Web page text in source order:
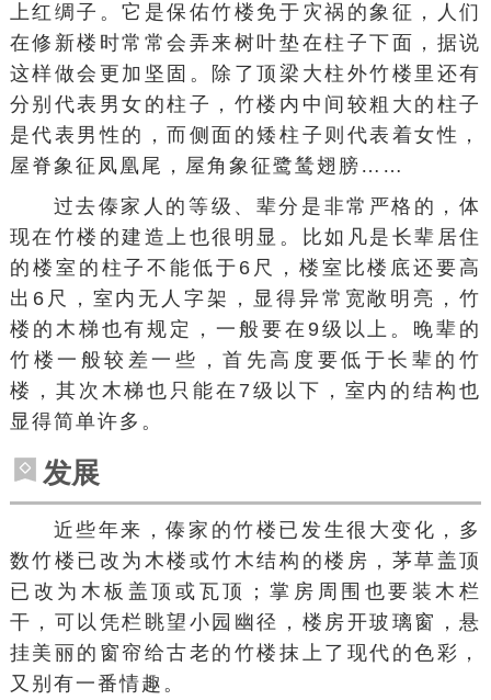
上红绸子。它是保佑竹楼免于灾祸的象征，人们
在修新楼时常常会弄来树叶垫在柱子下面，据说
这样做会更加坚固。除了顶梁大柱外竹楼里还有
分别代表男女的柱子，竹楼内中间较粗大的柱子
是代表男性的，而侧面的矮柱子则代表着女性，
屋脊象征凤凰尾，屋角象征鹭鸶翅膀……
过去傣家人的等级、辈分是非常严格的，体
现在竹楼的建造上也很明显。比如凡是长辈居住
的楼室的柱子不能低于6尺，楼室比楼底还要高
出6尺，室内无人字架，显得异常宽敞明亮，竹
楼的木梯也有规定，一般要在9级以上。晚辈的
竹楼一般较差一些，首先高度要低于长辈的竹
楼，其次木梯也只能在7级以下，室内的结构也
显得简单许多。
发展
近些年来，傣家的竹楼已发生很大变化，多
数竹楼已改为木楼或竹木结构的楼房，茅草盖顶
已改为木板盖顶或瓦顶；掌房周围也要装木栏
干，可以凭栏眺望小园幽径，楼房开玻璃窗，悬
挂美丽的窗帘给古老的竹楼抹上了现代的色彩，
又别有一番情趣。